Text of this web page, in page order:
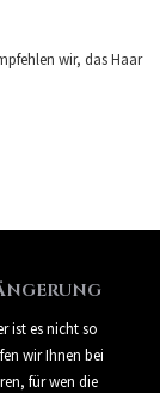
wir, das Haar
ist es nicht so
wir Ihnen bei
für wen die